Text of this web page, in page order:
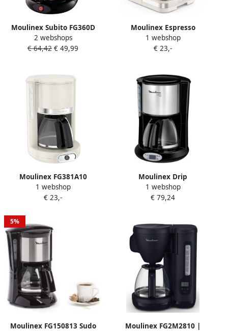
Moulinex Subito FG360D
Koffiezetapparaat Zwart
Rood
2 webshops
€ 64,42 € 49,99
Moulinex Espresso
XP330A10 |
Espressomachines |
3016661170591
1 webshop
€ 23,-
Moulinex FG381A10
koffiezetapparaat
Vrijstaand
Ivoor Roestvrijstaal 1 25 l 15
kopjes Volledig automatisch
1 webshop
€ 23,-
Moulinex Drip
Koffiemachine FG362810 1
25 L 1000 W 1 25 L
1 webshop
€ 79,24
5%
Moulinex FG150813 Sudo
Moulinex FG2M2810 |